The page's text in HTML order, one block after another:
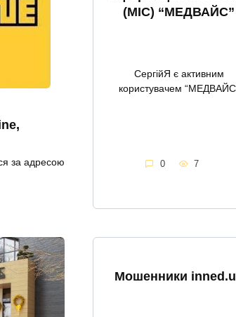
за адресою
(МІС) “МЕДВАЙС”
СергійЯ є активним
користувачем
0 7
Мошенники